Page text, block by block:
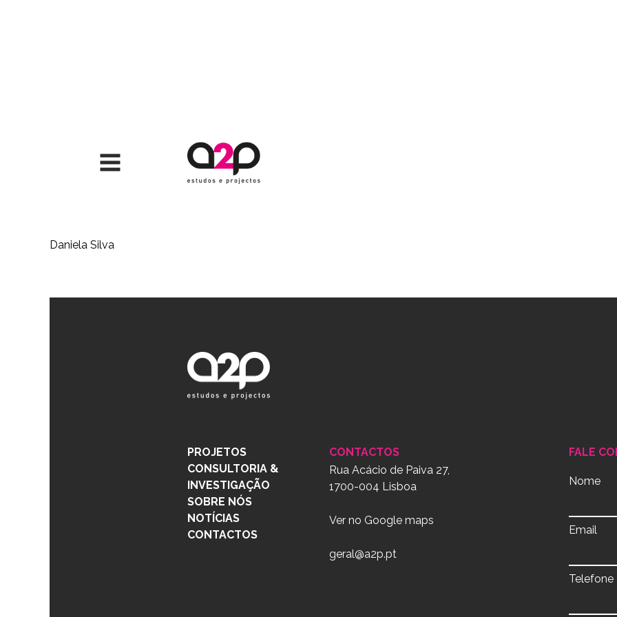
Daniela Silva
PROJETOS
CONSULTORIA &
INVESTIGAÇÃO
SOBRE NÓS
NOTÍCIAS
CONTACTOS
CONTACTOS
Rua Acácio de Paiva 27,
1700-004 Lisboa
Ver no Google maps
geral@a2p.pt
FALE
Nome
Email
Telefone